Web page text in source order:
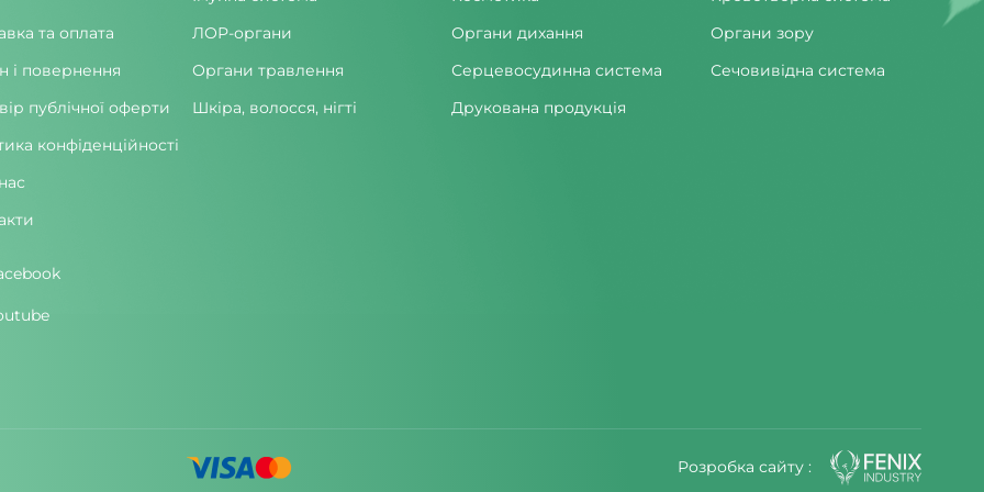
та оплата
і повернення
публічної оферти
конфіденційності
ЛОР-органи
Органи дихання
Органи зору
Органи травлення
Серцевосудинна система
Сечовивідна система
Шкіра, волосся, нігті
Друкована продукція
Розробка сайту :